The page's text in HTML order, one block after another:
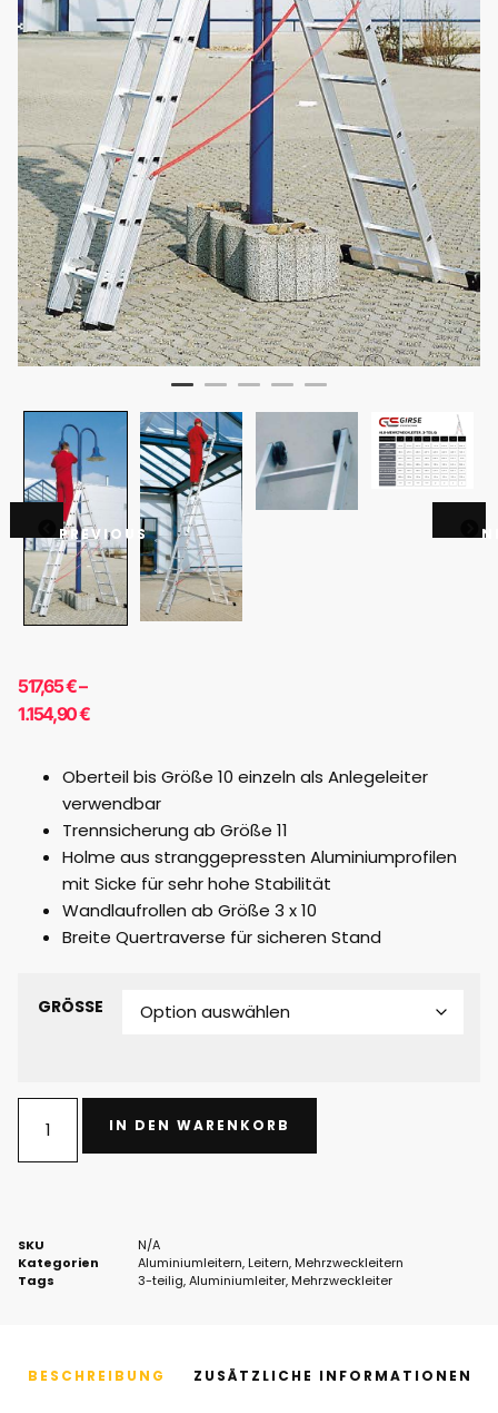
PREVIOUS
517,65€–
1.154,90€
Oberteil bis Größe 10 einzeln als Anlegeleiter
verwendbar
Trennsicherung ab Größe 11
Holme aus stranggepressten Aluminiumprofilen
mit Sicke für sehr hohe Stabilität
Wandlaufrollen ab Größe 3 x 10
Breite Quertraverse für sicheren Stand
GRÖSSE
IN DEN WARENKORB
SKU
N/A
Kategorien
Aluminiumleitern, Leitern, Mehrzweckleitern
Tags
3-teilig,Aluminiumleiter, Mehrzweckleiter
BESCHREIBUNG ZUSÄTZLICHE INFORMATIONEN